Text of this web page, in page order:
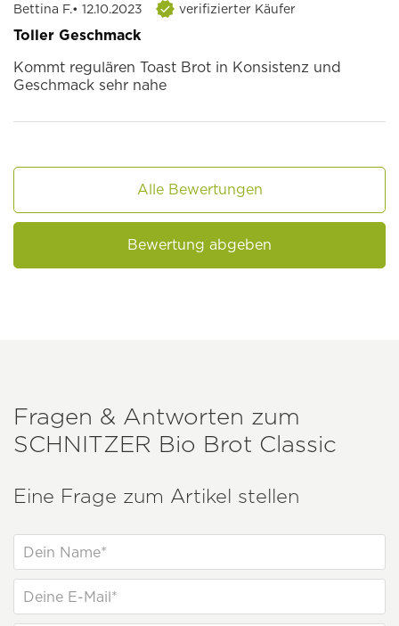
Bettina F.• 12.10.2023 verifizierter Käufer
Toller Geschmack
Kommt regulären Toast Brot in Konsistenz und
Geschmack sehr nahe
Alle Bewertungen
Bewertung abgeben
Fragen & Antworten zum
SCHNITZER Bio Brot Classic
Eine Frage zum Artikel stellen